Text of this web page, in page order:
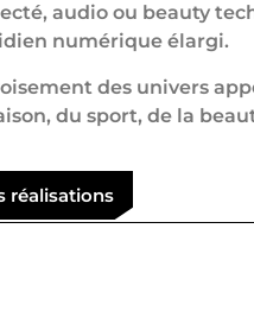
audio ou beauty
numérique élargi.
des univers
du sport, de la
réalisations